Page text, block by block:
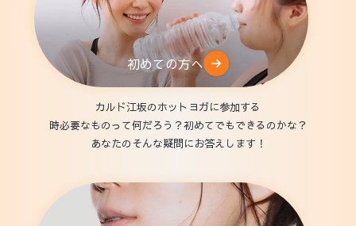
初めての方へ
カルド江坂のホットヨガに参加する
時必要なものって何だろう？初めてでもできるのかな？
あなたのそんな疑問にお答えします！